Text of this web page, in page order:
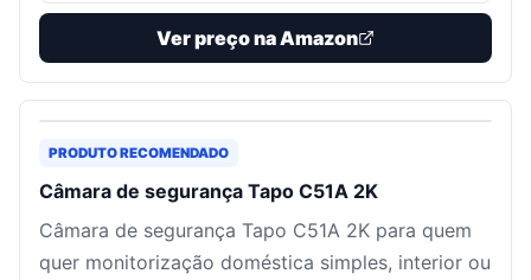
Ver preço na Amazon
PRODUTO RECOMENDADO
Câmara de segurança Tapo C51A 2K
Câmara de segurança Tapo C51A 2K para quem
quer monitorização doméstica simples, interior ou